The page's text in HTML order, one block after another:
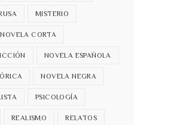
MISTERIO
NOVELA CORTA
NOVELA ESPAÑOLA
NOVELA NEGRA
PSICOLOGÍA
REALISMO RELATOS